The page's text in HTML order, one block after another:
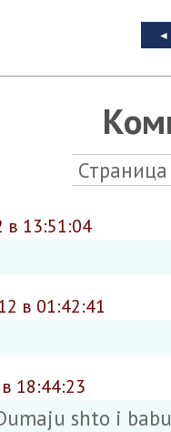
в 13:51:04
в 01:42:41
18:44:23
shto i